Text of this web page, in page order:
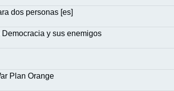
dos personas [es]
y sus enemigos
Plan Orange